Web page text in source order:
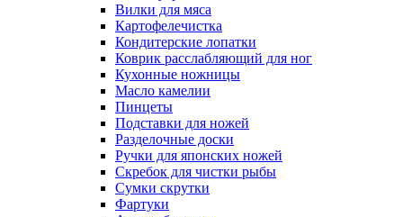
Вилки для мяса
Картофелечистка
Кондитерские лопатки
Коврик расслабляющий для ног
Кухонные ножницы
Масло камелии
Пинцеты
Подставки для ножей
Разделочные доски
Ручки для японских ножей
Скребок для чистки рыбы
Сумки скрутки
Фартуки